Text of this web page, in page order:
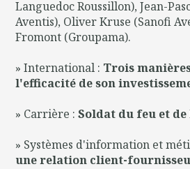
Languedoc Roussillon), Jean-
Aventis), Oliver Kruse (Sanofi
Fromont (Groupama).
» International : Trois
l'efficacité de son
» Carrière :Soldat du feu et
» Systèmes d'information et
une relation client-